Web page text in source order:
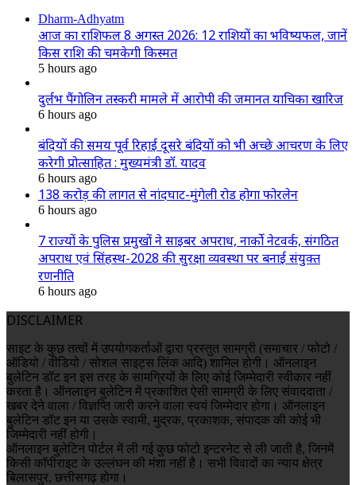
Dharm-Adhyatm
आज का राशिफल 8 अगस्त 2026: 12 राशियों का भविष्यफल, जानें
किस राशि की चमकेगी किस्मत
5 hours ago
दुर्लभ पैंगोलिन तस्करी मामले में आरोपी की जमानत याचिका खारिज
6 hours ago
बंदियों की समय पूर्व रिहाई दूसरे बंदियों को भी अच्छे आचरण के लिए
करेगी प्रोत्साहित : मुख्यमंत्री डॉ. यादव
6 hours ago
138 करोड़ की लागत से नांदघाट-मुंगेली रोड होगा फोरलेन
6 hours ago
7 राज्यों के पुलिस प्रमुखों ने साइबर अपराध, नार्को नेटवर्क, संगठित
अपराध एवं सिंहस्थ-2028 की सुरक्षा व्यवस्था पर बनाई संयुक्त
रणनीति
6 hours ago
DISCLAIMER
साइट के कुछ तत्वों में उपयोगकर्ताओं द्वारा प्रस्तुत सामग्री (समाचार / फोटो /
ऑडियो / वीडियो / सोशल साइट्स लिंक आदि) शामिल होगी। ऑनलाइन
बुलेटिन डॉट इन इस तरह के सामग्रियों के लिए कोई जिम्मेदारी स्वीकार नहीं
करता है। ऑनलाइन बुलेटिन में प्रकाशित ऐसी सामग्री के लिए संवाददाता /
खबर देने वाला / विज्ञप्ति जारी करने वाला स्वयं जिम्मेदार होगा। ऑनलाइन
बुलेटिन डॉट इन या उसके स्वामी, मुद्रक, प्रकाशक, संपादक की कोई भी
जिम्मेदारी नहीं होगी।
ऑनलाइन बुलेटिन पोर्टल में ली गई कुछ फोटो इन्टरनेट से ली जाती है, जिनमें
किसी कॉपीराइट के उल्लंघन की मंशा नहीं है। सभी विवादों का न्याय क्षेत्र
बिलासपुर, छत्तीसगढ़ होगा।